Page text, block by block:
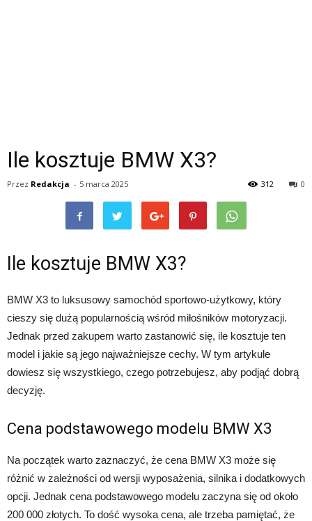
Ile kosztuje BMW X3?
Przez Redakcja - 5 marca 2025 0
312
Ile kosztuje BMW X3?
BMW X3 to luksusowy samochód sportowo-użytkowy, który
cieszy się dużą popularnością wśród miłośników motoryzacji.
Jednak przed zakupem warto zastanowić się, ile kosztuje ten
model i jakie są jego najważniejsze cechy. W tym artykule
dowiesz się wszystkiego, czego potrzebujesz, aby podjąć dobrą
decyzję.
Cena podstawowego modelu BMW X3
Na początek warto zaznaczyć, że cena BMW X3 może się
różnić w zależności od wersji wyposażenia, silnika i dodatkowych
opcji. Jednak cena podstawowego modelu zaczyna się od około
200 000 złotych. To dość wysoka cena, ale trzeba pamiętać, że